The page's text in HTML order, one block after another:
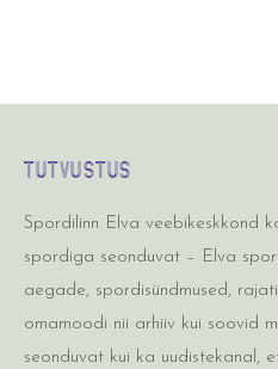
TUTVUSTUS
Spordilinn Elva veebikeskkond
spordiga seonduvat – Elva
aegade, spordisündmused,
omamoodi nii arhiiv kui soovid
seonduvat kui ka uudistekanal,